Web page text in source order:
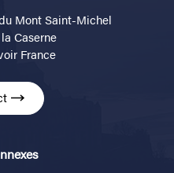
Mont Saint-Michel
Caserne
France